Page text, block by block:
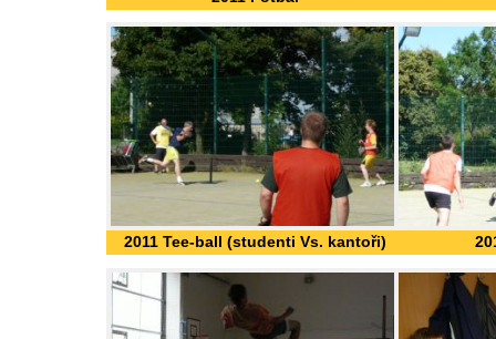
2011 Tee-ball (studenti Vs. kantoři)